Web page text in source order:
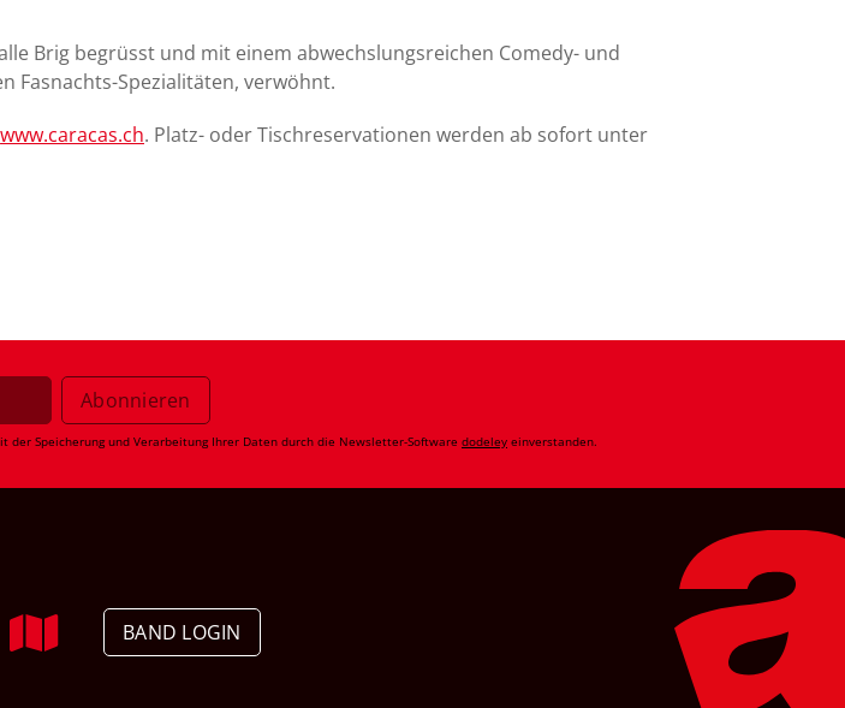
Brig begrüsst und mit einem abwechslungsreichen Comedy- und
Fasnachts-Spezialitäten, verwöhnt.
www.caracas.ch. Platz- oder Tischreservationen werden ab sofort unter
der Speicherung und Verarbeitung Ihrer Daten durch die Newsletter-Software dodeley einverstanden.
BAND LOGIN